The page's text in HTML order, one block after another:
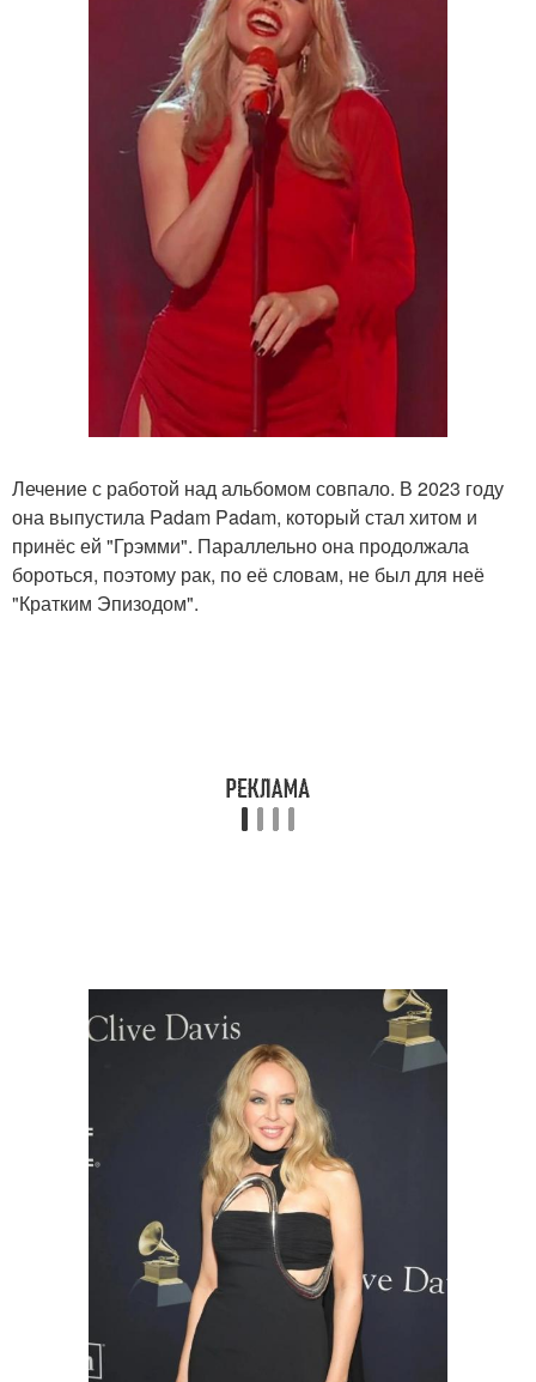
Лечение с работой над альбомом совпало. В 2023 году
она выпустила Padam Padam, который стал хитом и
принёс ей "Грэмми". Параллельно она продолжала
бороться, поэтому рак, по её словам, не был для неё
"Кратким Эпизодом".